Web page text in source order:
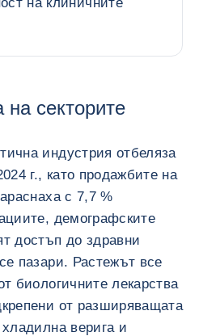
секторите
индустрия отбеляза
г., като продажбите на
с 7,7 %
демографските
достъп до здравни
пазари. Растежът все
биологичните лекарства
от разширяващата
верига и